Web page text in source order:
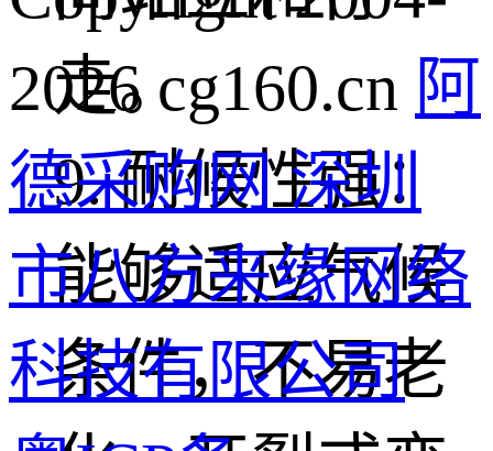
走。
9. 耐候性强：
能够适应气候
条件，不易老
2026 cg160.cn 阿
德采购网 深圳
市八方来缘网络
科技有限公司